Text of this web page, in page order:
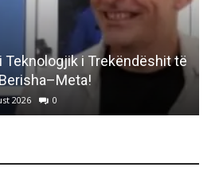
Teknologjik i Trekëndëshit të
2026 0